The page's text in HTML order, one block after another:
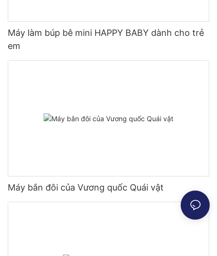
Máy làm búp bê mini HAPPY BABY dành cho trẻ
em
Máy bắn đôi của Vương quốc Quái vật